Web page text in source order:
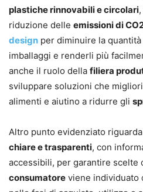
plastiche rinnovabili e circolari
riduzione delle emissioni di
design per diminuire la
imballaggi e renderli più
anche il ruolo della filiera
sviluppare soluzioni che
alimenti e aiutino a ridurre gli
Altro punto evidenziato
chiare e trasparenti, con
accessibili, per garantire scelte
consumatore viene individuato